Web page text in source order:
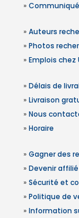
»
» Auteurs
» Photos
» Emplois chez
» Délais de
» Livraison
» Nous
» Horaire
» Gagner des
» Devenir affilié
» Sécurité et
» Politique de
» Information